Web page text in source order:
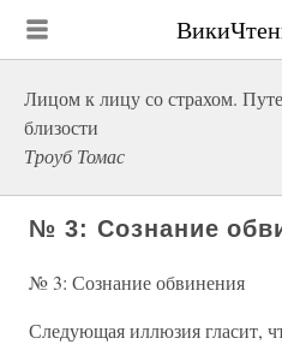
Лицом к лицу со страхом.
близости
Троуб Томас
№ 3: Сознание
№ 3: Сознание обвинения
Следующая иллюзия гласит,